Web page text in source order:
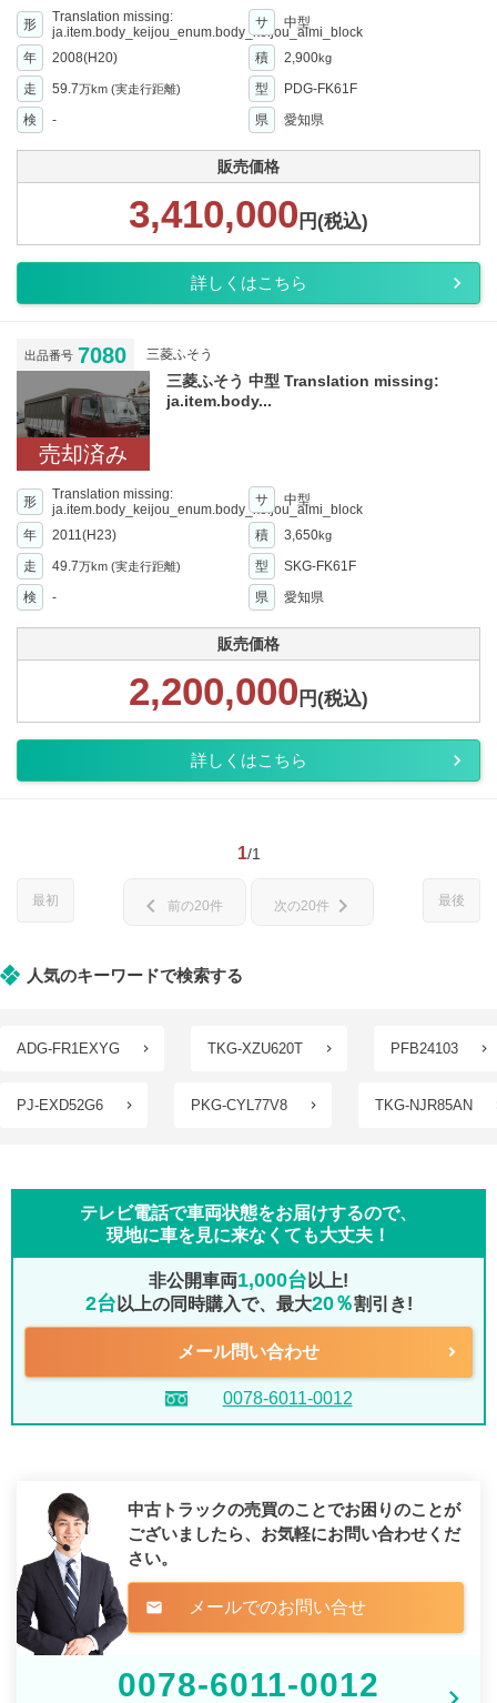
形
Translation missing:
ja.item.body_keijou_enum.body_keijou_almi_block
サ 中型
年 2008(H20) 積 2,900kg
走 59.7万km (実走行距離) 型
PDG-FK61F
検
- 県 愛知県
販売価格
3,410,000 円(税込)
詳しくはこちら
出品番号 7080 三菱ふそう
売却済み
三菱ふそう 中型 Translation missing:
ja.item.body...
形
Translation missing:
ja.item.body_keijou_enum.body_keijou_almi_block
サ 中型
年 2011(H23) 積 3,650kg
走 49.7万km (実走行距離) 型
SKG-FK61F
検
- 県 愛知県
販売価格
2,200,000 円(税込)
詳しくはこちら
1/1
最初 最後
chevron_left 前の20件 次の20件 chevron_right
人気のキーワードで検索する
ADG-FR1EXYG TKG-XZU620T PFB24103
PJ-EXD52G6 PKG-CYL77V8 TKG-NJR85AN
テレビ電話で車両状態をお届けするので、
現地に車を見に来なくても大丈夫！
非公開車両1,000台 以上!
2台 以上の同時購入で、最大20％割引き!
メール問い合わせ
0078-6011-0012
中古トラックの売買のことでお困りのことが
ございましたら、 お気軽にお問い合わせくだ
さい。
mail メールでのお問い合せ
0078-6011-0012